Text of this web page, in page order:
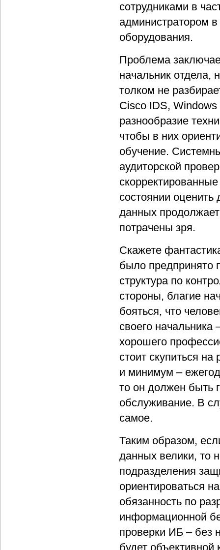
сотрудниками в
администратором в
оборудования.
Проблема
начальник отдела,
толком не
Cisco IDS,
разнообразие
чтобы в них
обучение.
аудиторской
состоянии оценить
данных
потрачены зря.
Скажете
было предпринято
структура по
стороны, благие
бояться, что
своего начальника
хорошего
стоит скупиться
и минимум –
то он должен быть
обслуживание. В
самое.
Таким образом,
данных велики, то
подразделения
ориентироваться
обязанность по
информационной
проверки ИБ – без
будет объективной